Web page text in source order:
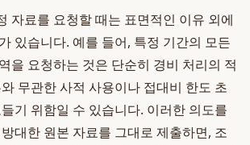
자료를 요청할 때는 표면적인 이유 외에
있습니다. 예를 들어, 특정 기간의 모든
을 요청하는 것은 단순히 경비 처리의 적
무관한 사적 사용이나 접대비 한도 초
기 위함일 수 있습니다. 이러한 의도를
대한 원본 자료를 그대로 제출하면, 조